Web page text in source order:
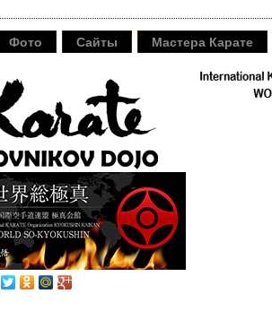
Фото Сайты Мастера Карате